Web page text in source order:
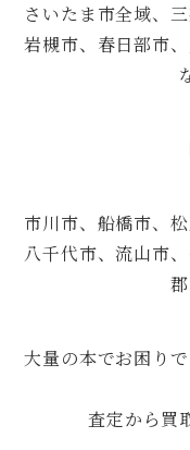
さいたま市全域、
岩槻市、春日部市
市川市、船橋市、
八千代市、流山市
大量の本でお困り
査定から買